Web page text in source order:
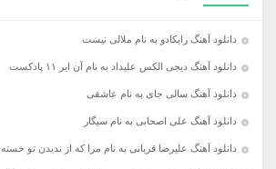
دانلود آهنگ رایکادو به نام ملالی نیست
دانلود آهنگ دیجی الکس علیداد به نام آن ایر ۱۱ پادکست
دانلود آهنگ سالی جای به نام عاشقی
دانلود آهنگ علی اصحابی به نام سیگار
دانلود آهنگ علیرضا قربانی به نام مرا که از ندیدن تو